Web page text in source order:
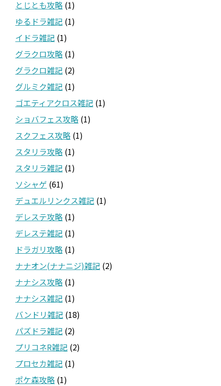
とじとも攻略 (1)
ゆるドラ雑記 (1)
イドラ雑記 (1)
グラクロ攻略 (1)
グラクロ雑記 (2)
グルミク雑記 (1)
ゴエティアクロス雑記 (1)
ショバフェス攻略 (1)
スクフェス攻略 (1)
スタリラ攻略 (1)
スタリラ雑記 (1)
ソシャゲ (61)
デュエルリンクス雑記 (1)
デレステ攻略 (1)
デレステ雑記 (1)
ドラガリ攻略 (1)
ナナオン(ナナニジ)雑記 (2)
ナナシス攻略 (1)
ナナシス雑記 (1)
バンドリ雑記 (18)
パズドラ雑記 (2)
プリコネR雑記 (2)
プロセカ雑記 (1)
ポケ森攻略 (1)